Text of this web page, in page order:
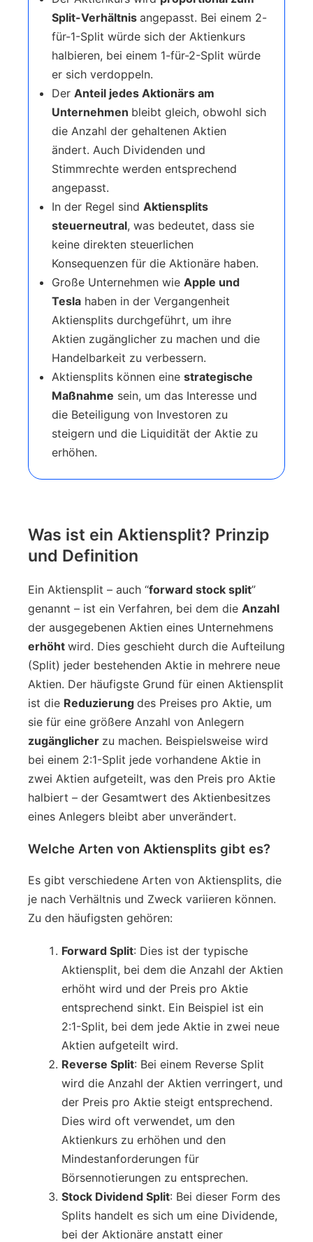
Split-Verhältnis angepasst. Bei einem 2-
für-1-Split würde sich der Aktienkurs
halbieren, bei einem 1-für-2-Split würde
er sich verdoppeln.
Der Anteil jedes Aktionärs am
Unternehmen bleibt gleich, obwohl sich
die Anzahl der gehaltenen Aktien
ändert. Auch Dividenden und
Stimmrechte werden entsprechend
angepasst.
In der Regel sind Aktiensplits
steuerneutral, was bedeutet, dass sie
keine direkten steuerlichen
Konsequenzen für die Aktionäre haben.
Große Unternehmen wie Apple und
Tesla haben in der Vergangenheit
Aktiensplits durchgeführt, um ihre
Aktien zugänglicher zu machen und die
Handelbarkeit zu verbessern.
Aktiensplits können eine strategische
Maßnahme sein, um das Interesse und
die Beteiligung von Investoren zu
steigern und die Liquidität der Aktie zu
erhöhen.
Was ist ein Aktiensplit? Prinzip
und Definition
Ein Aktiensplit – auch “forward stock split”
genannt – ist ein Verfahren, bei dem die Anzahl
der ausgegebenen Aktien eines Unternehmens
erhöht wird. Dies geschieht durch die Aufteilung
(Split) jeder bestehenden Aktie in mehrere neue
Aktien. Der häufigste Grund für einen Aktiensplit
ist die Reduzierung des Preises pro Aktie, um
sie für eine größere Anzahl von Anlegern
zugänglicher zu machen. Beispielsweise wird
bei einem 2:1-Split jede vorhandene Aktie in
zwei Aktien aufgeteilt, was den Preis pro Aktie
halbiert – der Gesamtwert des Aktienbesitzes
eines Anlegers bleibt aber unverändert.
Welche Arten von Aktiensplits gibt es?
Es gibt verschiedene Arten von Aktiensplits, die
je nach Verhältnis und Zweck variieren können.
Zu den häufigsten gehören:
Forward Split: Dies ist der typische
Aktiensplit, bei dem die Anzahl der Aktien
erhöht wird und der Preis pro Aktie
entsprechend sinkt. Ein Beispiel ist ein
2:1-Split, bei dem jede Aktie in zwei neue
Aktien aufgeteilt wird.
Reverse Split: Bei einem Reverse Split
wird die Anzahl der Aktien verringert, und
der Preis pro Aktie steigt entsprechend.
Dies wird oft verwendet, um den
Aktienkurs zu erhöhen und den
Mindestanforderungen für
Börsennotierungen zu entsprechen.
Stock Dividend Split: Bei dieser Form des
Splits handelt es sich um eine Dividende,
bei der Aktionäre anstatt einer